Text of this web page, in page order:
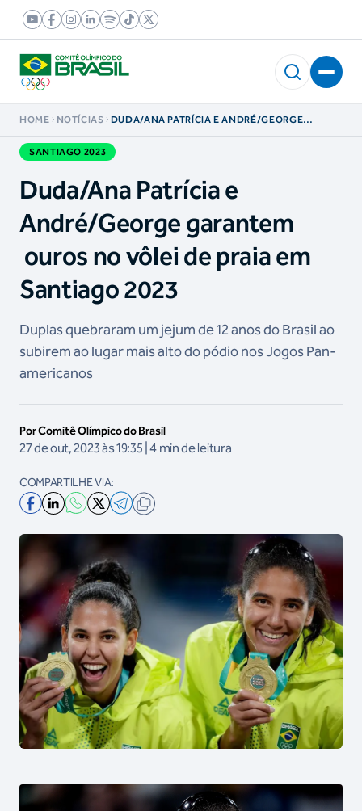
HOME NOTÍCIAS
DUDA/ANA PATRÍCIA E ANDRÉ/GEORGE
SANTIAGO 2023
SANTIAGO 2023
Duda/Ana Patrícia e
André/George garantem
ouros no vôlei de praia em
Santiago 2023
Duplas quebraram um jejum de 12 anos do Brasil ao
subirem ao lugar mais alto do pódio nos Jogos Pan-
americanos
Por Comitê Olímpico do Brasil
27 de out, 2023 às 19:35 | 4 min de leitura
COMPARTILHE VIA: